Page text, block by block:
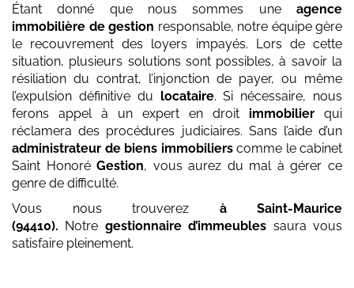
Étant donné que nous sommes une agence
immobilière de gestion responsable, notre équipe gère
le recouvrement des loyers impayés. Lors de cette
situation, plusieurs solutions sont possibles, à savoir la
résiliation du contrat, l’injonction de payer, ou même
l’expulsion définitive du locataire. Si nécessaire, nous
ferons appel à un expert en droit immobilier qui
réclamera des procédures judiciaires. Sans l’aide d’un
administrateur de biens immobilierscomme le cabinet
Saint HonoréGestion, vous aurez du mal à gérer ce
genre de difficulté.
Vous nous trouverez à Saint-Maurice
(94410). Notre gestionnaire d’immeubles saura vous
satisfaire pleinement.